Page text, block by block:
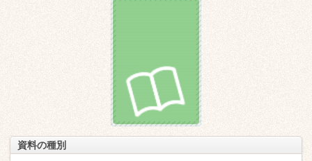
資料の種別